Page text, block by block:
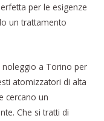
per le esigenze
un trattamento
a Torino per
atomizzatori di alta
cercano un
Che si tratti di